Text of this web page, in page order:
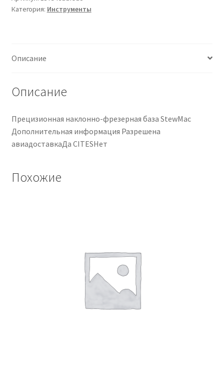
para
Категория: Инструменты
Описание
Описание
Прецизионная наклонно-фрезерная база StewMac
Дополнительная информация Разрешена
авиадоставкаДа CITESНет
Похожие